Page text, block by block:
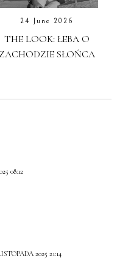
24 June 2026
THE LOOK: ŁEBA O
ZACHODZIE SŁOŃCA
08:12
2025 21:14